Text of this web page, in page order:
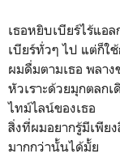
เธอหยิบเบียร์ไร้แอล
เบียร์ทั่วๆ ไป แต่ก็ใ
ผมดื่มตามเธอ พลา
หัวเราะด้วยมุกตลกเ
ไทม์ไลน์ของเธอ
สิ่งที่ผมอยากรู้มีเพียง
มากกว่านั้นได้มั้ย